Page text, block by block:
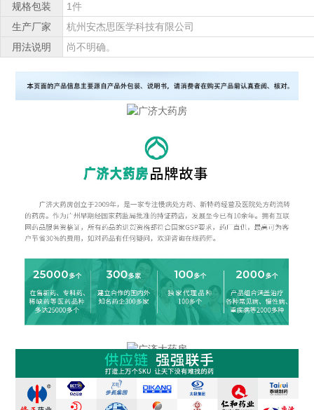
规格包装
1件
生产厂家
杭州安杰思医学科技有限公司
用法说明
尚不明确。